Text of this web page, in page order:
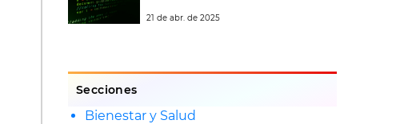
21 de abr. de 2025
Secciones
Bienestar y Salud